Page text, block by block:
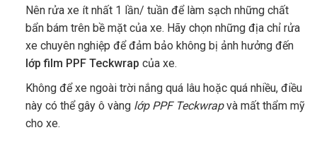
Nên rửa xe ít nhất 1 lần/ tuần để làm sạch những chất
bẩn bám trên bề mặt của xe. Hãy chọn những địa chỉ rửa
xe chuyên nghiệp để đảm bảo không bị ảnh hưởng đến
lớp film PPF Teckwrap của xe.
Không để xe ngoài trời nắng quá lâu hoặc quá nhiều, điều
này có thể gây ô vàng lớp PPF Teckwrapvà mất thẩm mỹ
cho xe.